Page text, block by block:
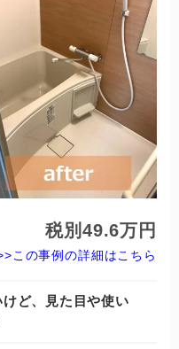
税別49.6万円
この事例の詳細はこちら
ど、見た目や使い